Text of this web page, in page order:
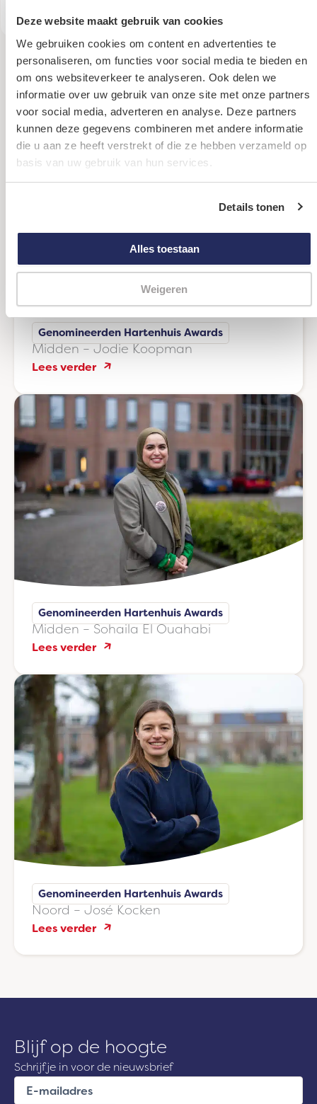
Deze website maakt gebruik van cookies
We gebruiken cookies om content en advertenties te
personaliseren, om functies voor social media te bieden en
om ons websiteverkeer te analyseren. Ook delen we
informatie over uw gebruik van onze site met onze partners
voor social media, adverteren en analyse. Deze partners
kunnen deze gegevens combineren met andere informatie
die u aan ze heeft verstrekt of die ze hebben verzameld op
basis van uw gebruik van hun services.
Details tonen
Alles toestaan
Weigeren
Meer verhalen Bekijk alle verhalen
Genomineerden Hartenhuis Awards
Midden – Jodie Koopman
Lees verder:
Jodie
Koopman
Genomineerden Hartenhuis Awards
Midden – Sohaila El Ouahabi
Lees verder:
–
Sohaila
El
Ouahabi
Genomineerden Hartenhuis Awards
Noord – José Kocken
Lees verder:
Kocken
Blijf op de hoogte
Schrijf je in voor de nieuwsbrief
E